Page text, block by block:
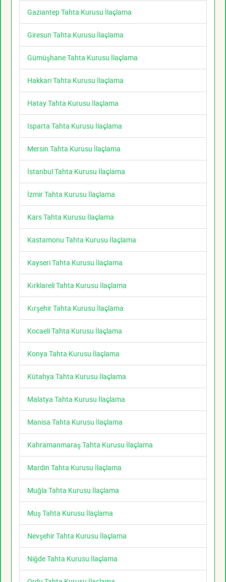
Gaziantep Tahta Kurusu İlaçlama
Giresun Tahta Kurusu İlaçlama
Gümüşhane Tahta Kurusu İlaçlama
Hakkari Tahta Kurusu İlaçlama
Hatay Tahta Kurusu İlaçlama
Isparta Tahta Kurusu İlaçlama
Mersin Tahta Kurusu İlaçlama
İstanbul Tahta Kurusu İlaçlama
İzmir Tahta Kurusu İlaçlama
Kars Tahta Kurusu İlaçlama
Kastamonu Tahta Kurusu İlaçlama
Kayseri Tahta Kurusu İlaçlama
Kırklareli Tahta Kurusu İlaçlama
Kırşehir Tahta Kurusu İlaçlama
Kocaeli Tahta Kurusu İlaçlama
Konya Tahta Kurusu İlaçlama
Kütahya Tahta Kurusu İlaçlama
Malatya Tahta Kurusu İlaçlama
Manisa Tahta Kurusu İlaçlama
Kahramanmaraş Tahta Kurusu İlaçlama
Mardin Tahta Kurusu İlaçlama
Muğla Tahta Kurusu İlaçlama
Muş Tahta Kurusu İlaçlama
Nevşehir Tahta Kurusu İlaçlama
Niğde Tahta Kurusu İlaçlama